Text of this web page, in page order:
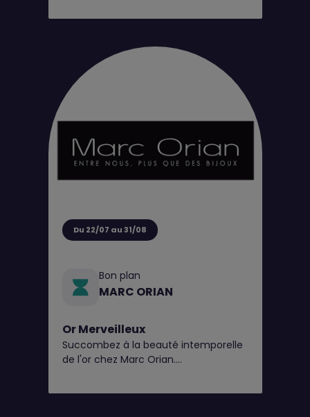
Du 22/07 au 31/08
Bon plan
MARC ORIAN
Or Merveilleux
Succombez à la beauté intemporelle
de l'or chez Marc Orian.